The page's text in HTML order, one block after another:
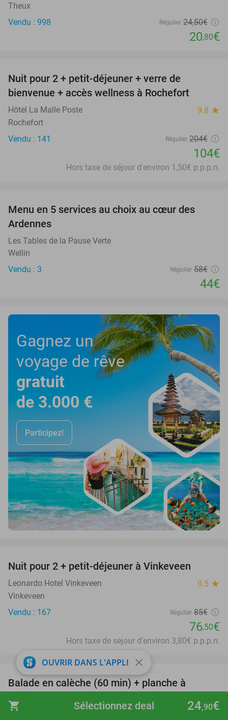
shopping_cart 24,90€
Sélectionnez deal
Theux
Vendu : 998
Régulier 24,50€
20,80€
Nuit pour 2 + petit-déjeuner + verre de
bienvenue + accès wellness à Rochefort
Hôtel La Malle Poste 9.8 star
Rochefort
Vendu : 141
Régulier 204€
104€
Hors taxe de séjour d'environ 1,50€ p.p.p.n.
Menu en 5 services au choix au cœur des
Ardennes
Les Tables de la Pause Verte
Wellin
Vendu : 3
Régulier 58€
44€
Gagnez un
voyage de rêve
gratuit
de 3.000 €
Participez!
Nuit pour 2 + petit-déjeuner à Vinkeveen
Leonardo Hotel Vinkeveen 9.5 star
Vinkeveen
Vendu : 167
Régulier 85€
76,50€
Hors taxe de séjour d'environ 3,80€ p.p.p.n.
Balade en calèche (60 min) + planche à
OUVRIR DANS L'APPLI close